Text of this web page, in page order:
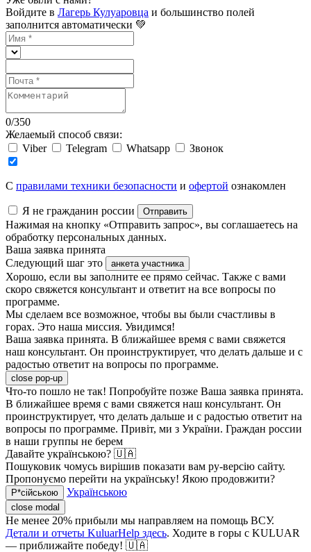
Войдите в Лагерь Кулуаровца и большинство полей
заполнится автоматически 💚
0/350
Желаемый способ связи:
Viber
Telegram Whatsapp Звонок
C правилами техники безопасности и офертой ознакомлен
Я не гражданин россии Отправить
Нажимая на кнопку «Отправить запрос», вы соглашаетесь на
обработку персональных данных.
Ваша заявка принята
Следующий шаг это
анкета участника
Хорошо, если вы заполните ее прямо сейчас. Также с вами
скоро свяжется консультант и ответит на все вопросы по
программе.
Мы сделаем все возможное, чтобы вы были счастливы в
горах. Это наша миссия. Увидимся!
Ваша заявка принята. В ближайшее время с вами свяжется
наш консультант. Он проинструктирует, что делать дальше и с
радостью ответит на вопросы по программе.
close pop-up
Что-то пошло не так! Попробуйте позже Ваша заявка принята.
В ближайшее время с вами свяжется наш консультант. Он
проинструктирует, что делать дальше и с радостью ответит на
вопросы по программе. Привіт, ми з України. Граждан россии
в наши группы не берем
Давайте українською? 🇺🇦
Пошуковик чомусь вирішив показати вам ру-версію сайту.
Пропонуємо перейти на українську! Якою продовжити?
Р*сійською Українською
close modal
Не менее 20% прибыли мы направляем на помощь ВСУ.
Детали и отчеты KuluarHelp здесь. Ходите в горы с KULUAR
— приближайте победу! 🇺🇦